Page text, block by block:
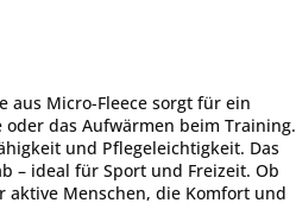
aus Micro-Fleece sorgt für ein
das Aufwärmen beim Training.
und Pflegeleichtigkeit. Das
– ideal für Sport und Freizeit. Ob
aktive Menschen, die Komfort und